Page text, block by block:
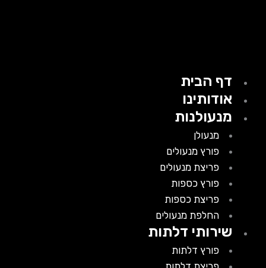
דף הבית
אודותינו
מנעולנות
מנעולן
פורץ מנעולים
פריצת מנעולים
פורץ כספות
פריצת כספות
החלפת מנעולים
שירותי דלתות
פורץ דלתות